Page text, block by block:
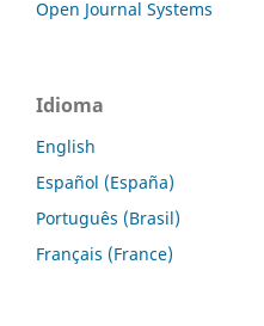
Open Journal Systems
Idioma
English
Español (España)
Português (Brasil)
Français (France)